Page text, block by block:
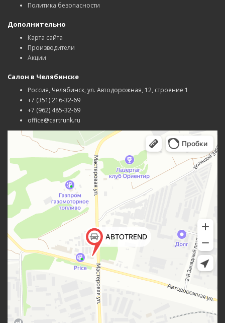
Политика безопасности
Дополнительно
Карта сайта
Производители
Акции
Салон в Челябинске
Россия, Челябинск, ул. Автодорожная, 12, строение 1
+7 (351) 216-32-69
+7 (962) 485-32-69
office@cartrunk.ru